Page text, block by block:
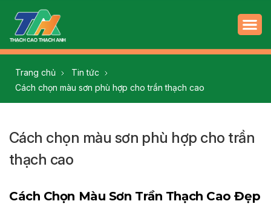
Trang chủ
Tin tức
Cách chọn màu sơn phù hợp cho trần thạch cao
Cách chọn màu sơn phù hợp cho trần
thạch cao
Cách Chọn Màu Sơn Trần Thạch Cao Đẹp